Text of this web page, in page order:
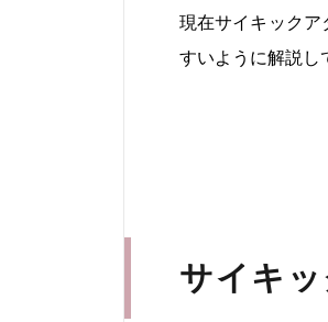
現在サイキック
すいように解説し
サイキ